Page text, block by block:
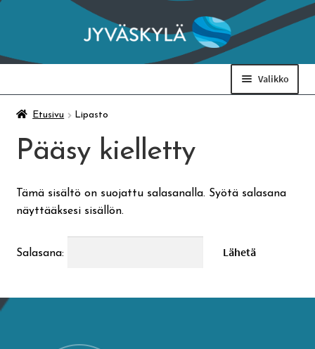
Siirry
navigointiin
Siirry
sisältöön
Valikko
Taidemuseo & Ratamo
Suomen käsityön museo
Skeittihalli
Etusivu Lipasto
Pääsy kielletty
Tämä sisältö on suojattu salasanalla. Syötä salasana
näyttääksesi sisällön.
Salasana: